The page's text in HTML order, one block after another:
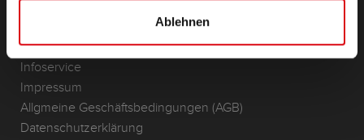
Ablehnen
ANFRAGE
Infoservice
Impressum
Allgmeine Geschäftsbedingungen (AGB)
Datenschutzerklärung